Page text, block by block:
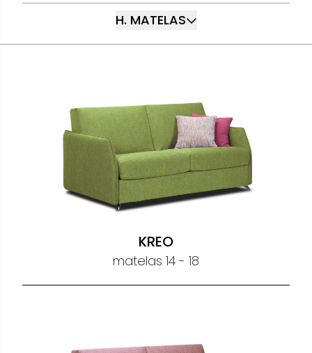
H. MATELAS
KREO
matelas 14 - 18